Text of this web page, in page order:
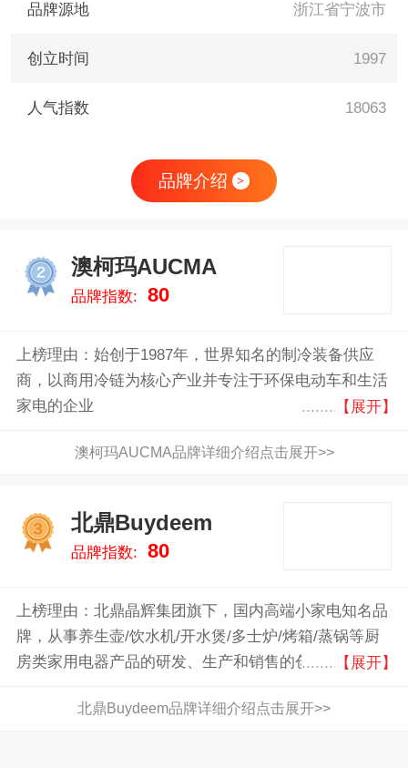
品牌源地 浙江省宁波市
创立时间 1997
人气指数 18063
品牌介绍 >
澳柯玛AUCMA
品牌指数: 80
上榜理由：始创于1987年，世界知名的制冷装备供应
商，以商用冷链为核心产业并专注于环保电动车和生活
家电的企业
【展开】
澳柯玛AUCMA品牌详细介绍点击展开>>
北鼎Buydeem
品牌指数: 80
上榜理由：北鼎晶辉集团旗下，国内高端小家电知名品
牌，从事养生壶/饮水机/开水煲/多士炉/烤箱/蒸锅等厨
房类家用电器产品的研发、生产和销售的创新型企业
【展开】
北鼎Buydeem品牌详细介绍点击展开>>